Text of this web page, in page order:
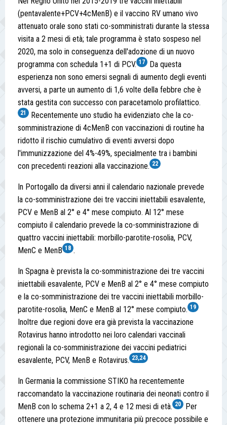
(pentavalente+PCV+4cMenB) e il vaccino RV umano vivo
attenuato orale sono stati co-somministrati durante la stessa
visita a 2 mesi di età; tale programma è stato sospeso nel
2020, ma solo in conseguenza dell'adozione di un nuovo
programma con schedula 1+1 di PCV. 17
Da questa
esperienza non sono emersi segnali di aumento degli eventi
avversi, a parte un aumento di 1,6 volte della febbre che è
stata gestita con successo con paracetamolo profilattico.
21
Recentemente uno studio ha evidenziato che la co-
somministrazione di 4cMenB con vaccinazioni di routine ha
ridotto il rischio cumulativo di eventi avversi dopo
l'immunizzazione del 4%-49%, specialmente tra i bambini
con precedenti reazioni alla vaccinazione. 22
In Portogallo da diversi anni il calendario nazionale prevede
la co-somministrazione dei tre vaccini iniettabili esavalente,
PCV e MenB al 2° e 4° mese compiuto. Al 12° mese
compiuto il calendario prevede la co-somministrazione di
quattro vaccini iniettabili: morbillo-parotite-rosolia, PCV,
MenC e MenB 18 .
In Spagna è prevista la co-somministrazione dei tre vaccini
iniettabili esavalente, PCV e MenB al 2° e 4° mese compiuto
e la co-somministrazione dei tre vaccini iniettabili morbillo-
parotite-rosolia, MenC e MenB al 12° mese compiuto. 19
Inoltre due regioni dove era già prevista la vaccinazione
Rotavirus hanno introdotto nei loro calendari vaccinali
regionali la co-somministrazione dei vaccini pediatrici
esavalente, PCV, MenB e Rotavirus. 23,24
In Germania la commissione STIKO ha recentemente
raccomandato la vaccinazione routinaria dei neonati contro il
MenB con lo schema 2+1 a 2, 4 e 12 mesi di età. 20
Per
ottenere una protezione immunitaria più precoce possibile e